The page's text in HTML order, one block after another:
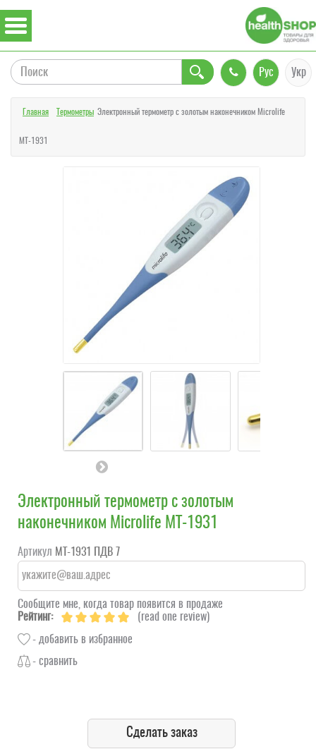
Рус Укр
Главная Термометры Электронный термометр с золотым наконечником Microlife
MT-1931
Электронный термометр с золотым
наконечником Microlife MT-1931
Артикул МТ-1931 ПДВ 7
Сообщите мне, когда товар появится в продаже
Рейтинг:
(read one review)
- добавить в избранное
- сравнить
Сделать заказ